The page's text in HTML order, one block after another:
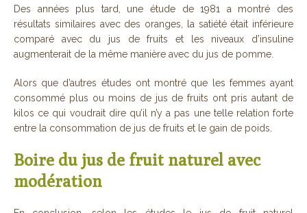
Des années plus tard, une étude de 1981 a montré des
résultats similaires avec des oranges, la satiété était inférieure
comparé avec du jus de fruits et les niveaux d’insuline
augmenterait de la même manière avec du jus de pomme.
Alors que d’autres études ont montré que les femmes ayant
consommé plus ou moins de jus de fruits ont pris autant de
kilos ce qui voudrait dire qu’il n’y a pas une telle relation forte
entre la consommation de jus de fruits et le gain de poids.
Boire du jus de fruit naturel avec
modération